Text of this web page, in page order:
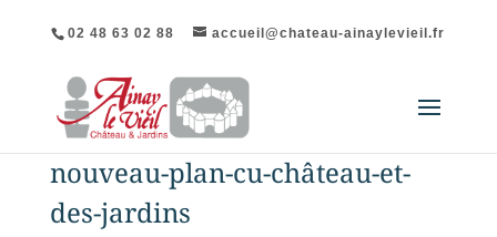
02 48 63 02 88 accueil@chateau-ainaylevieil.fr
nouveau-plan-cu-château-et-
des-jardins